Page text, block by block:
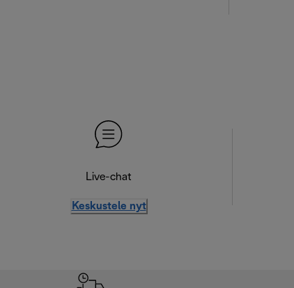
Live-chat
Keskustele nyt